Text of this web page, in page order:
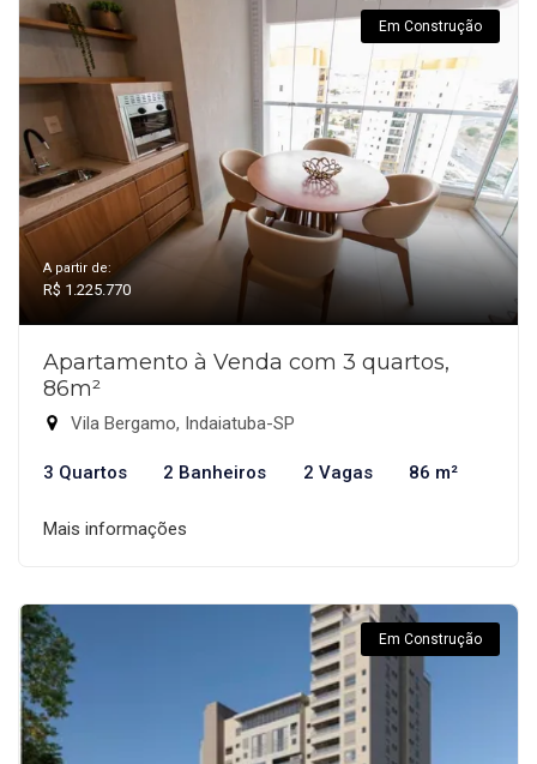
Em Construção
A partir de:
R$ 1.225.770
Apartamento à Venda com 3 quartos,
86m²
Vila Bergamo, Indaiatuba-SP
3 Quartos 2 Banheiros 2 Vagas 86 m²
Mais informações
Em Construção